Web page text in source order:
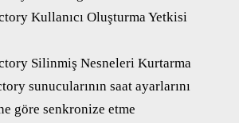
Kullanıcı Oluşturma Yetkisi
Silinmiş Nesneleri Kurtarma
sunucularının saat ayarlarını
göre senkronize etme